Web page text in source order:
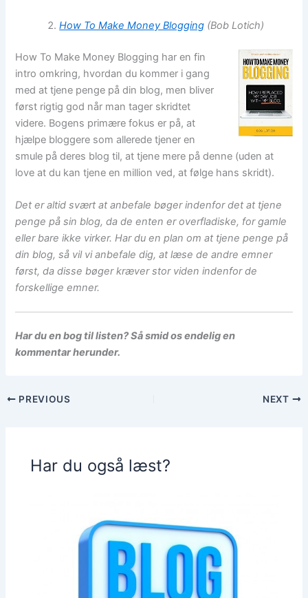
How To Make Money Blogging (Bob Lotich)
How To Make Money Blogging har en fin
intro omkring, hvordan du kommer i gang
med at tjene penge på din blog, men bliver
først rigtig god når man tager skridtet
videre. Bogens primære fokus er på, at
hjælpe bloggere som allerede tjener en
smule på deres blog til, at tjene mere på denne (uden at
love at du kan tjene en million ved, at følge hans skridt).
Det er altid svært at anbefale bøger indenfor det at tjene
penge på sin blog, da de enten er overfladiske, for gamle
eller bare ikke virker. Har du en plan om at tjene penge på
din blog, så vil vi anbefale dig, at læse de andre emner
først, da disse bøger kræver stor viden indenfor de
forskellige emner.
Har du en bog til listen? Så smid os endelig en
kommentar herunder.
PREVIOUS NEXT
Har du også læst?